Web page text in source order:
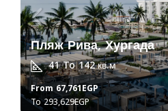
Пляж Рива, Хургада
41 To 142кв.м
From67,761EGP
293,629EGP